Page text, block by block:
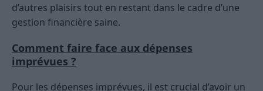
d’autres plaisirs tout en restant dans le cadre d’une
gestion financière saine.
Comment faire face aux dépenses
imprévues ?
Pour les dépenses imprévues, il est crucial d’avoir un